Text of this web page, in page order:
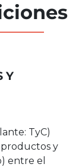
Y
TyC)
productos y
entre el